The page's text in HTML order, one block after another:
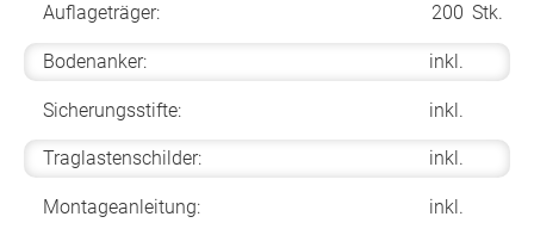
Auflageträger: 200 Stk.
Bodenanker: inkl.
Sicherungsstifte: inkl.
Traglastenschilder: inkl.
Montageanleitung: inkl.